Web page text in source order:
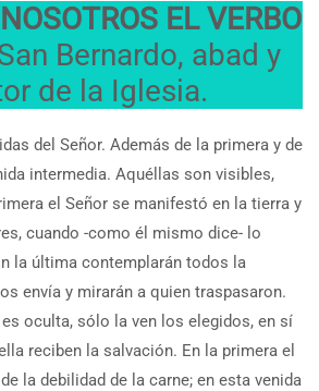
EL VERBO
Bernardo, abad y
de la Iglesia.
del Señor. Además de la primera y de
intermedia. Aquéllas son visibles,
el Señor se manifestó en la tierra y
cuando -como él mismo dice- lo
la última contemplarán todos la
envía y mirarán a quien traspasaron.
oculta, sólo la ven los elegidos, en sí
reciben la salvación. En la primera el
la debilidad de la carne; en esta venida